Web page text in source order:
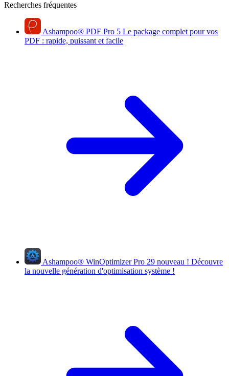
Recherches fréquentes
Ashampoo® PDF Pro 5 Le package complet pour vos
PDF : rapide, puissant et facile
Ashampoo® WinOptimizer Pro 29 nouveau ! Découvre
la nouvelle génération d'optimisation système !